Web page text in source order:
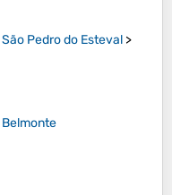
São Pedro do Esteval >
Belmonte